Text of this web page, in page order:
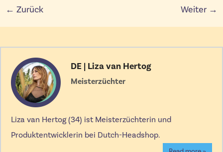
← Zurück Weiter →
DE | Liza van Hertog
Meisterzüchter
Liza van Hertog (34) ist Meisterzüchterin und
Produktentwicklerin bei Dutch-Headshop.